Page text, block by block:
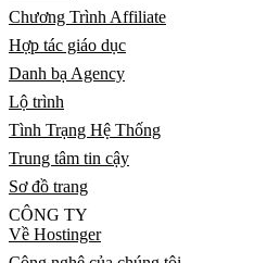
Chương Trình Affiliate
Hợp tác giáo dục
Danh bạ Agency
Lộ trình
Tình Trạng Hệ Thống
Trung tâm tin cậy
Sơ đồ trang
CÔNG TY
Về Hostinger